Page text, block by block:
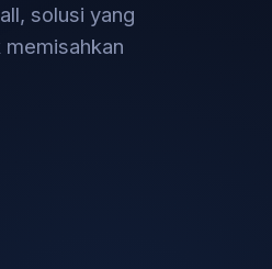
solusi yang